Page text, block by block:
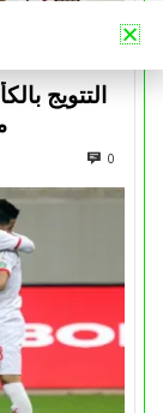
التتويج
0